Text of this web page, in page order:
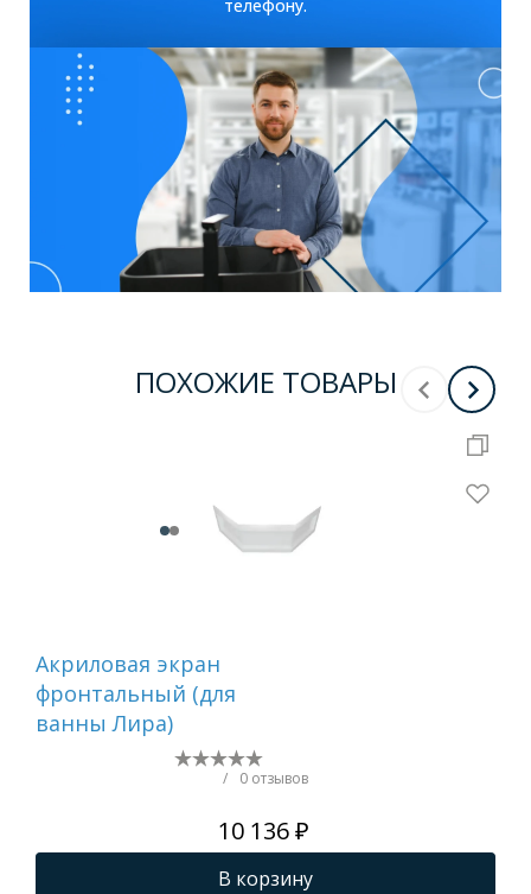
телефону.
ПОХОЖИЕ ТОВАРЫ
Акриловая экран
фронтальный (для
ванны Лира)
/ 0 отзывов
10 136 ₽
В корзину